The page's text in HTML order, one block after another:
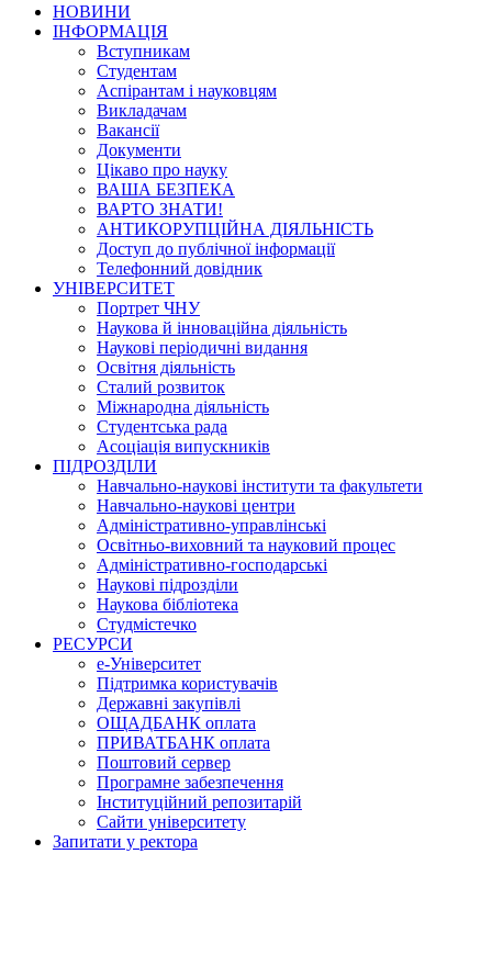
НОВИНИ
ІНФОРМАЦІЯ
Вступникам
Студентам
Аспірантам і науковцям
Викладачам
Вакансії
Документи
Цікаво про науку
ВАША БЕЗПЕКА
ВАРТО ЗНАТИ!
АНТИКОРУПЦІЙНА ДІЯЛЬНІСТЬ
Доступ до публічної інформації
Телефонний довідник
УНІВЕРСИТЕТ
Портрет ЧНУ
Наукова й інноваційна діяльність
Наукові періодичні видання
Освітня діяльність
Сталий розвиток
Міжнародна діяльність
Студентська рада
Асоціація випускників
ПІДРОЗДІЛИ
Навчально-наукові інститути та факультети
Навчально-наукові центри
Адміністративно-управлінські
Освітньо-виховний та науковий процес
Адміністративно-господарські
Наукові підрозділи
Наукова бібліотека
Студмістечко
РЕСУРСИ
е-Університет
Підтримка користувачів
Державні закупівлі
ОЩАДБАНК оплата
ПРИВАТБАНК оплата
Поштовий сервер
Програмне забезпечення
Інституційний репозитарій
Сайти університету
Запитати у ректора